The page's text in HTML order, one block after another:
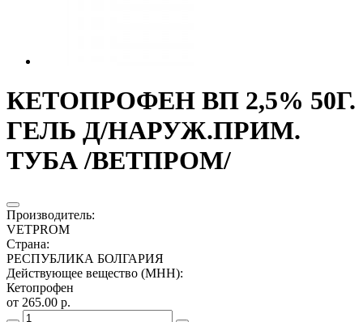
КЕТОПРОФЕН ВП 2,5% 50Г.
ГЕЛЬ Д/НАРУЖ.ПРИМ.
ТУБА /ВЕТПРОМ/
Производитель:
VETPROM
Страна:
РЕСПУБЛИКА БОЛГАРИЯ
Действующее вещество (МНН):
Кетопрофен
от 265.00 р.